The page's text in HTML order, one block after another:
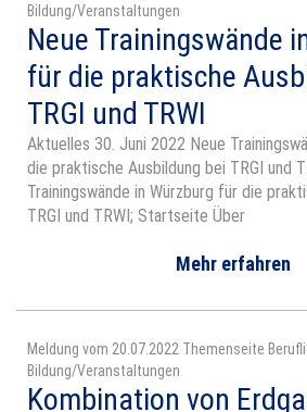
Bildung/Veranstaltungen
Neue Trainingswände
für die praktische
TRGI und TRWI
Aktuelles 30. Juni 2022 Neue
die praktische Ausbildung bei TRGI und
Trainingswände in Würzburg für die
TRGI und TRWI; Startseite Über
Mehr erfahren
Meldung vom 20.07.2022 Themenseite
Bildung/Veranstaltungen
Kombination von